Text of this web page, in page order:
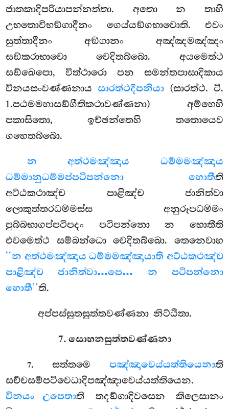
ජාතකාදිපරියාපන්නත්තා. අතො න තාහි
උභතොවිභඞ්ගාදීනං ගෙය්යඞ්ගභාවොති. එවං
සුත්තාදීනං අඞ්ගානං අඤ්ඤමඤ්ඤං
සඞ්කරාභාවො වෙදිතබ්බො. අයමෙත්ථ
සඞ්ඛෙපො, විත්ථාරො පන සමන්තපාසාදිකාය
විනයසංවණ්ණනායසාරත්ථදීපනියා (සාරත්ථ. ටී.
1.පඨමමහාසඞ්ගීතිකථාවණ්ණනා) අම්හෙහි
පකාසිතො, ඉච්ඡන්තෙහි තතොයෙව
ගහෙතබ්බො.
න අත්ථමඤ්ඤාය ධම්මමඤ්ඤාය
ධම්මානුධම්මප්පටිපන්නො හොතීති
අට්ඨකථාඤ්ච පාළිඤ්ච ජානිත්වා
ලොකුත්තරධම්මස්ස අනුරූපධම්මං
පුබ්බභාගප්පටිපදං පටිපන්නො න හොතීති
එවමෙත්ථ සම්බන්ධො වෙදිතබ්බො. තෙනෙවාහ
‘‘න අත්ථමඤ්ඤාය ධම්මමඤ්ඤායාති අට්ඨකථඤ්ච
පාළිඤ්ච ජානිත්වා…පෙ… න පටිපන්නො
හොතී’’ති.
අප්පස්සුතසුත්තවණ්ණනා නිට්ඨිතා.
7. සොභනසුත්තවණ්ණනා
7. සත්තමෙ පඤ්ඤාවෙය්යත්තියෙනාති
සච්චසම්පටිවෙධාදිපඤ්ඤාවෙය්යත්තියෙන.
විනයං උපෙතාති තදඞ්ගාදිවසෙන කිලෙසානං